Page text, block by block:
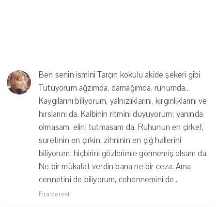
Ben senin ismini Tarçın kokulu akide şekeri gibi
Tutuyorum ağzımda, damağımda, ruhumda...
Kaygılarını biliyorum, yalnızlıklarını, kırgınlıklarını ve
hırslarını da. Kalbinin ritmini duyuyorum; yanında
olmasam, elini tutmasam da. Ruhunun en çirkef,
suretinin en çirkin, zihninin en çiğ hallerini
biliyorum; hiçbirini gözlerimle görmemiş olsam da.
Ne bir mükafat verdin bana ne bir ceza. Ama
cennetini de biliyorum, cehennemini de...
Firarperest ·